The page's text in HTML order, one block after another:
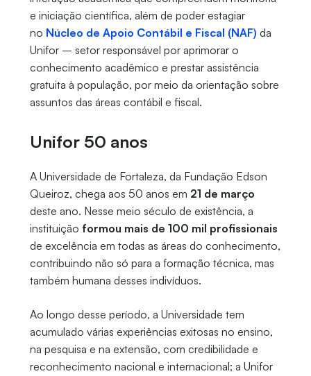
e iniciação científica, além de poder estagiar
no Núcleo de Apoio Contábil e Fiscal (NAF) da
Unifor – setor responsável por aprimorar o
conhecimento acadêmico e prestar assistência
gratuita à população, por meio da orientação sobre
assuntos das áreas contábil e fiscal.
Unifor 50 anos
A Universidade de Fortaleza, da Fundação Edson
Queiroz, chega aos 50 anos em 21 de março
deste ano. Nesse meio século de existência, a
instituição formou mais de 100 mil profissionais
de excelência em todas as áreas do conhecimento,
contribuindo não só para a formação técnica, mas
também humana desses indivíduos.
Ao longo desse período, a Universidade tem
acumulado várias experiências exitosas no ensino,
na pesquisa e na extensão, com credibilidade e
reconhecimento nacional e internacional; a Unifor